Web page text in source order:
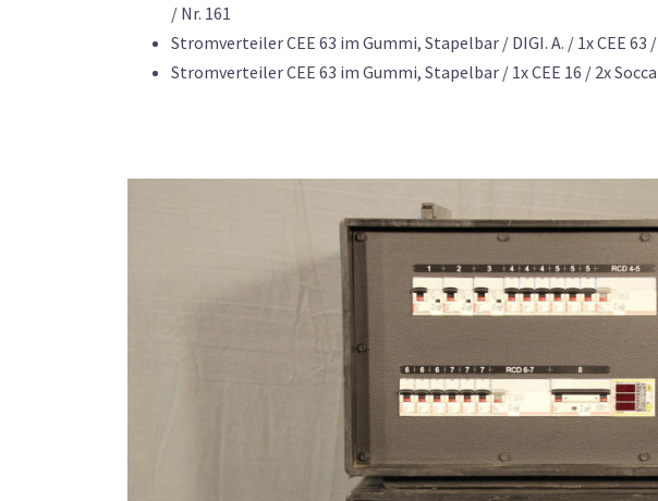
/ Nr. 161
Stromverteiler CEE 63 im Gummi, Stapelbar / DIGI. A. / 1x CEE 63 /
Stromverteiler CEE 63 im Gummi, Stapelbar / 1x CEE 16 / 2x